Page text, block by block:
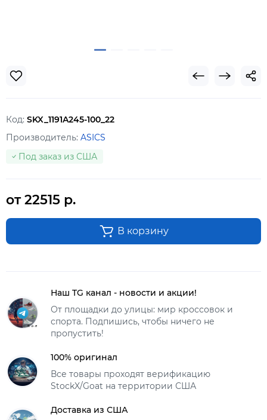
Код: SKX_1191A245-100_22
Производитель: ASICS
Под заказ из США
от 22515 р.
В корзину
Наш TG канал - новости и акции!
От площадки до улицы: мир кроссовок и
спорта. Подпишись, чтобы ничего не
пропустить!
100% оригинал
Все товары проходят верификацию
StockX/Goat на территории США
Доставка из США